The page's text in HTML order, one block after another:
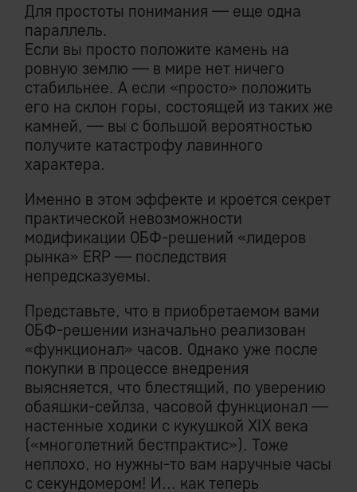
Для простоты понимания — еще одна
параллель.
Если вы просто положите камень на
ровную землю — в мире нет ничего
стабильнее. А если «просто» положить
его на склон горы, состоящей из таких же
камней, — вы с большой вероятностью
получите катастрофу лавинного
характера.
Именно в этом эффекте и кроется секрет
практической невозможности
модификации ОБФ-решений «лидеров
рынка» ERP — последствия
непредсказуемы.
Представьте, что в приобретаемом вами
ОБФ-решении изначально реализован
«функционал» часов. Однако уже после
покупки в процессе внедрения
выясняется, что блестящий, по уверению
обаяшки-сейлза, часовой функционал —
настенные ходики с кукушкой XIX века
(«многолетний бестпрактис»). Тоже
неплохо, но нужны-то вам наручные часы
с секундомером! И... как теперь